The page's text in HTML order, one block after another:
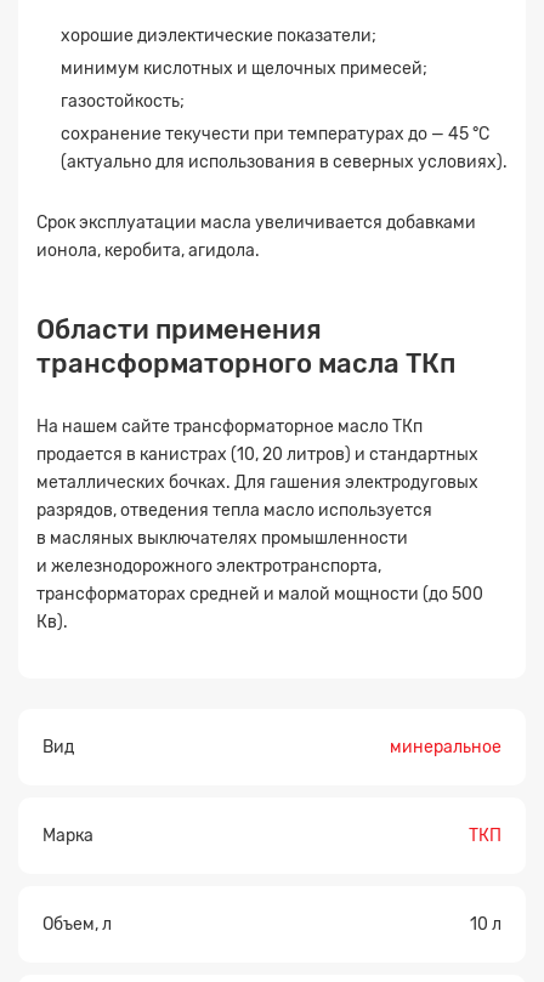
хорошие диэлектические показатели;
минимум кислотных и щелочных примесей;
газостойкость;
сохранение текучести при температурах до — 45 °C
(актуально для использования в северных условиях).
Срок эксплуатации масла увеличивается добавками
ионола, керобита, агидола.
Области применения
трансформаторного масла ТКп
На нашем сайте трансформаторное масло ТКп
продается в канистрах (10, 20 литров) и стандартных
металлических бочках. Для гашения электродуговых
разрядов, отведения тепла масло используется
в масляных выключателях промышленности
и железнодорожного электротранспорта,
трансформаторах средней и малой мощности (до 500
Кв).
Вид минеральное
Марка ТКП
Объем, л 10 л
Заявка на расчет
Прикрепите
файл